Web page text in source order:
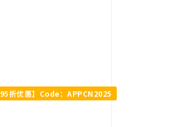
折优惠】Code：APPCN2025